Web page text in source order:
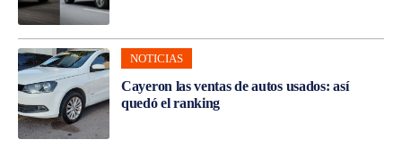
NOTICIAS
Cayeron las ventas de autos usados: así
quedó el ranking